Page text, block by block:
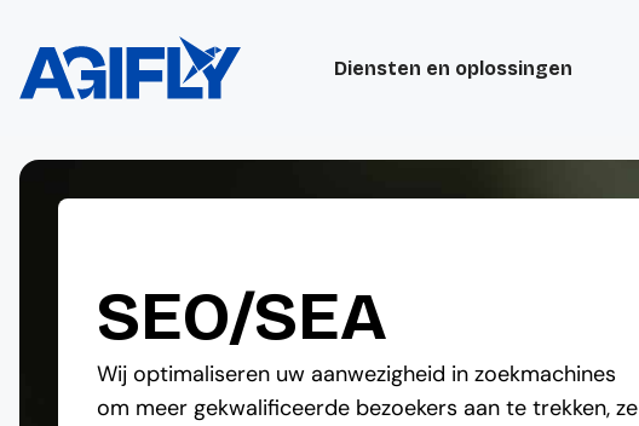
Diensten en oplossingen
SEO/SEA
Wij optimaliseren uw aanwezigheid in zoekmachines
om meer gekwalificeerde bezoekers aan te trekken, ze